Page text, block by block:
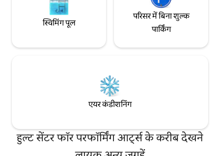
स्विमिंग पूल
परिसर में बिना शुल्क
पार्किंग
एयर कंडीशनिंग
हुल्ट सेंटर फॉर परफॉर्मिंग आर्ट्स के करीब देखने